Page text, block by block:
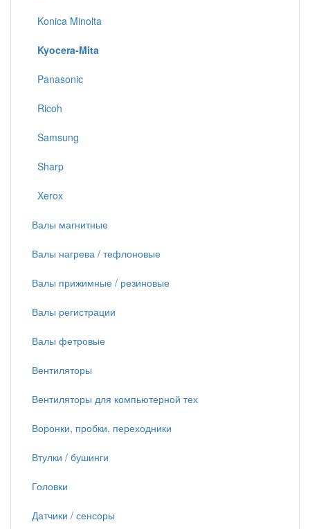
Konica Minolta
Kyocera-Mita
Panasonic
Ricoh
Samsung
Sharp
Xerox
Валы магнитные
Валы нагрева / тефлоновые
Валы прижимные / резиновые
Валы регистрации
Валы фетровые
Вентиляторы
Вентиляторы для компьютерной тех
Воронки, пробки, переходники
Втулки / бушинги
Головки
Датчики / сенсоры